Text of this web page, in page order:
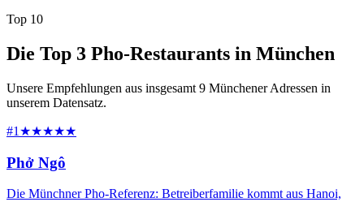
Top 10
Die Top 3 Pho-Restaurants in München
Unsere Empfehlungen aus insgesamt 9 Münchener Adressen in
unserem Datensatz.
#1 ★★★★★
Phở Ngô
Die Münchner Pho-Referenz: Betreiberfamilie kommt aus Hanoi,